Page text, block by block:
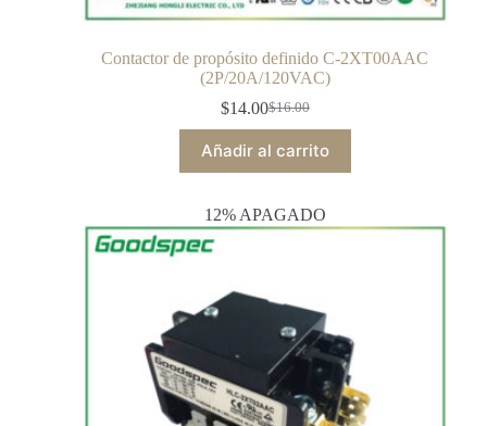
Contactor de propósito definido C-2XT00AAC
(2P/20A/120VAC)
$16.00
$14.00
Añadir al carrito
12% APAGADO